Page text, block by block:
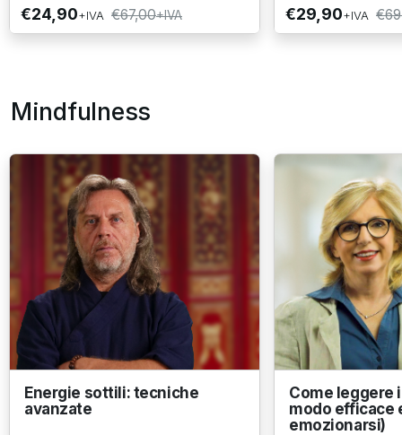
€67,00+IVA
€24,90+IVA €29,90+IVA
Mindfulness
Energie sottili: tecniche
avanzate
Come leggere
modo efficace
emozionarsi)